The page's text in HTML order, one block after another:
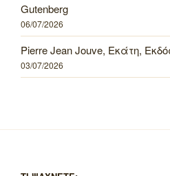
Gutenberg
06/07/2026
Pierre Jean Jouve, Εκάτη,
03/07/2026